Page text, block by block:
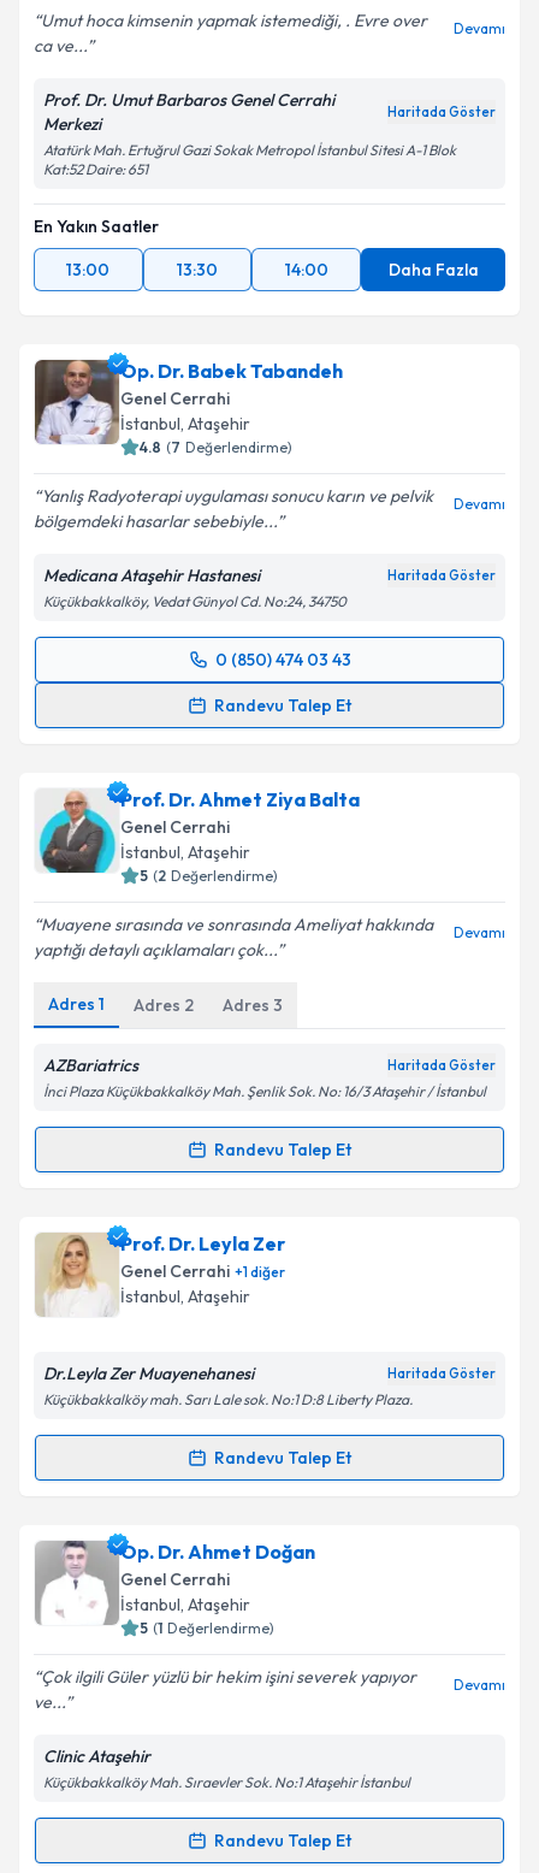
Umut hoca kimsenin yapmak istemediği, . Evre over
ca ve...
Devamı
Prof. Dr. Umut Barbaros Genel Cerrahi
Merkezi
Haritada Göster
Atatürk Mah. Ertuğrul Gazi Sokak Metropol İstanbul Sitesi A-1 Blok
Kat:52 Daire: 651
En Yakın Saatler
13:00
13:30 14:00 Daha Fazla
Op. Dr. Babek Tabandeh
Genel Cerrahi
İstanbul, Ataşehir
4.8 (7 Değerlendirme)
Yanlış Radyoterapi uygulaması sonucu karın ve pelvik
bölgemdeki hasarlar sebebiyle...
Devamı
Medicana Ataşehir Hastanesi Haritada Göster
Küçükbakkalköy, Vedat Günyol Cd. No:24, 34750
0 (850) 474 03 43
Randevu Talep Et
Randevu Takvimi Talebi
takvim hazırlandığında e-posta ile bilgilendireceğiz.
E-posta Adresiniz
Kişisel verilerimin işlenmesine ilişkin
kapsamda işlenmesini kabul ediyorum.
Takvim Talebini Gönder
Prof. Dr. Ahmet Ziya Balta
Genel Cerrahi
İstanbul, Ataşehir
5 (2 Değerlendirme)
Muayene sırasında ve sonrasında Ameliyat hakkında
yaptığı detaylı açıklamaları çok...
Devamı
Adres 1 Adres 2 Adres 3
AZBariatrics Haritada Göster
İnci Plaza Küçükbakkalköy Mah. Şenlik Sok. No: 16/3 Ataşehir / İstanbul
Randevu Talep Et
Randevu Takvimi Talebi
Prof. Dr. Ahmet Ziya Balta
talebi oluşturun. Size bu uzmandan randevu almanız
için bir takvim hazırlandığında e-posta ile
bilgilendireceğiz.
Kişisel verilerimin işlenmesine ilişkinAydınlatma
kapsamda işlenmesini kabul ediyorum.
Takvim Talebini Gönder
Prof. Dr. Leyla Zer
Genel Cerrahi +1diğer
İstanbul, Ataşehir
Dr.Leyla Zer Muayenehanesi Haritada Göster
Küçükbakkalköy mah. Sarı Lale sok. No:1 D:8 Liberty Plaza.
Randevu Talep Et
Randevu Takvimi Talebi
Prof. Dr. Leyla Zeriçin randevu takvimi talebi
oluşturun. Size bu uzmandan randevu almanız için bir
takvim hazırlandığında e-posta ile bilgilendireceğiz.
Kişisel verilerimin işlenmesine ilişkin
Metni'ni okudum ve kişisel verilerimin belirtilen
kapsamda işlenmesini kabul ediyorum.
Op. Dr. Ahmet Doğan
Genel Cerrahi
İstanbul, Ataşehir
5 (1 Değerlendirme)
Çok ilgili Güler yüzlü bir hekim işini severek yapıyor
ve...
Devamı
Clinic Ataşehir
Küçükbakkalköy Mah. Sıraevler Sok. No:1 Ataşehir İstanbul
Randevu Talep Et
Randevu Takvimi Talebi